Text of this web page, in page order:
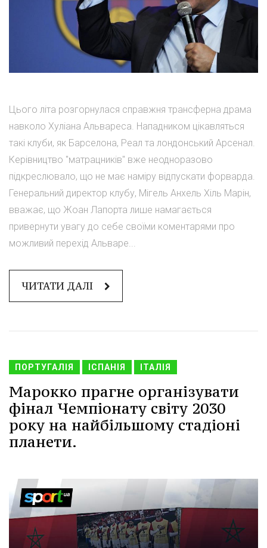
Цього літа розгорнулася справжня трансферна драма
навколо Хуліана Альвареса. Нападником цікавляться
такі клуби, як Барселона, Реал та лондонський Арсенал.
Керівництво "матрацників" вже неодноразово
підкреслювало, що не має наміру відпускати форварда.
Генеральний директор клубу, Мігель Анхель Хіль Марін,
вважає, що Жоан Лапорта лише намагається
привернути увагу до себе своїми коментарями про
можливий перехід Альваре...
ЧИТАТИ ДАЛІ
ПОРТУГАЛІЯ ІСПАНІЯ ІТАЛІЯ
Марокко прагне організувати
фінал Чемпіонату світу 2030
року на найбільшому стадіоні
планети.